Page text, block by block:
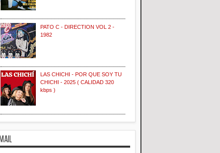
PATO C - DIRECTION VOL 2 -
1982
LAS CHICHI - POR QUE SOY TU
CHICHI - 2025 ( CALIDAD 320
kbps )